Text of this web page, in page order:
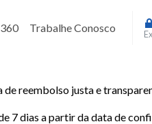
Trabalhe Conosco
reembolso justa e
7 dias a partir da data de